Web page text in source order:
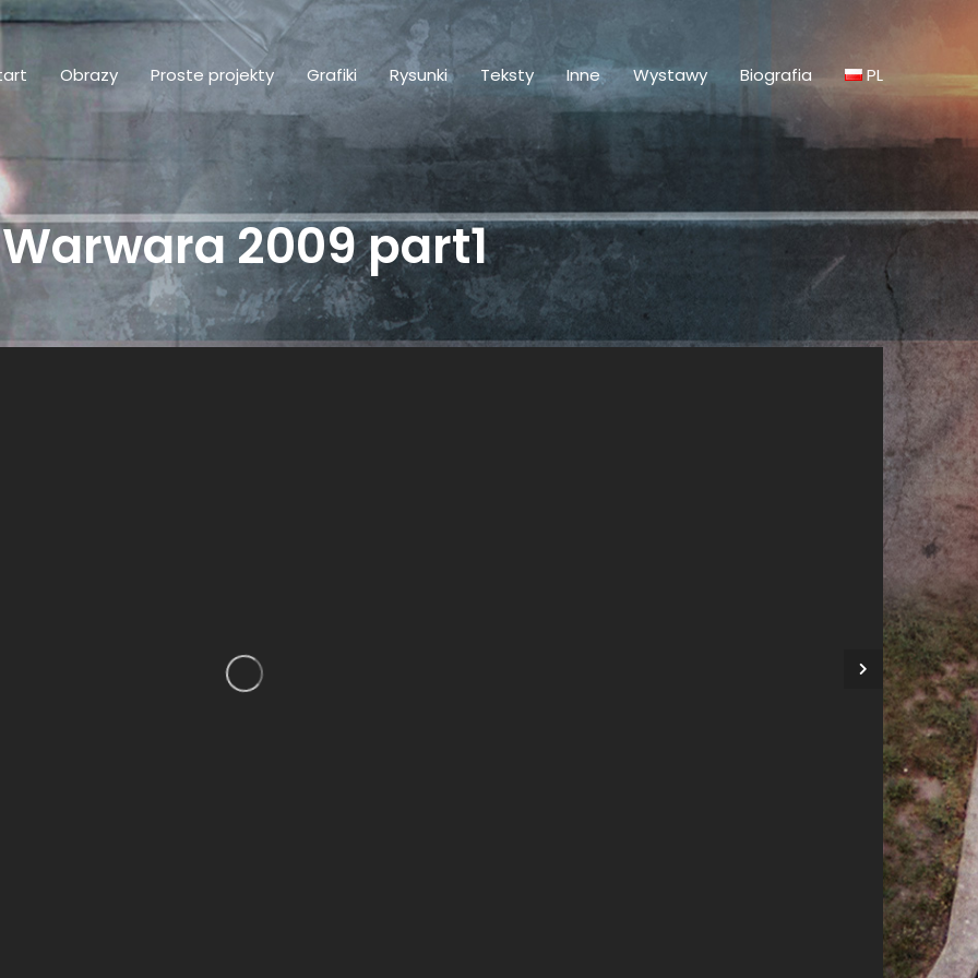
Obrazy Proste projekty Grafiki Rysunki Teksty Inne Wystawy Biografia PL
Warwara 2009 part1